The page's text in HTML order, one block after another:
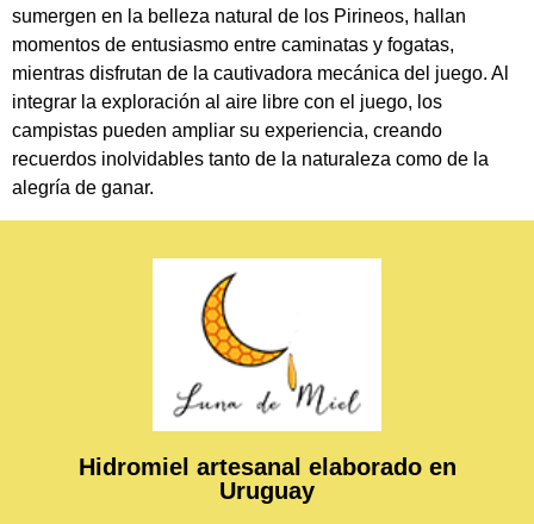
sumergen en la belleza natural de los Pirineos, hallan
momentos de entusiasmo entre caminatas y fogatas,
mientras disfrutan de la cautivadora mecánica del juego. Al
integrar la exploración al aire libre con el juego, los
campistas pueden ampliar su experiencia, creando
recuerdos inolvidables tanto de la naturaleza como de la
alegría de ganar.
Hidromiel artesanal elaborado en
Uruguay